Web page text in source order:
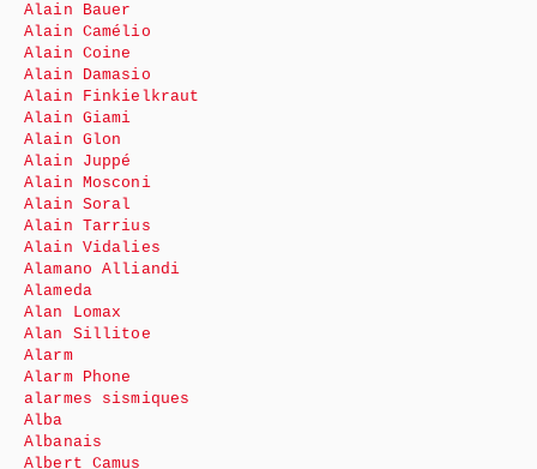
Alain Bauer
Alain Camélio
Alain Coine
Alain Damasio
Alain Finkielkraut
Alain Giami
Alain Glon
Alain Juppé
Alain Mosconi
Alain Soral
Alain Tarrius
Alain Vidalies
Alamano Alliandi
Alameda
Alan Lomax
Alan Sillitoe
Alarm
Alarm Phone
alarmes sismiques
Alba
Albanais
Albert Camus